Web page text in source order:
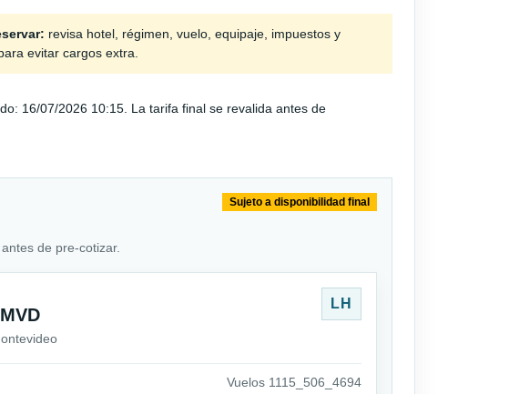
revisa hotel, régimen, vuelo, equipaje, impuestos y
evitar cargos extra.
16/07/2026 10:15. La tarifa final se revalida antes de
de pre-cotizar.
Sujeto a disponibilidad final
LH
Vuelos 1115_506_4694